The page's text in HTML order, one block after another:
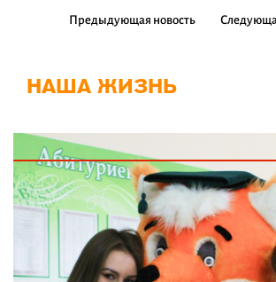
Предыдующая новость
НАША ЖИЗНЬ